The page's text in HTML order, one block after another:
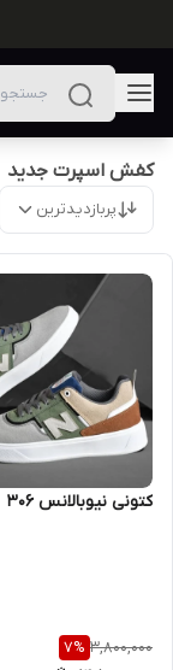
کفش اسپرت جدید
پربازدیدترین
کتونی نیوبالانس 306
3,800,000
7%